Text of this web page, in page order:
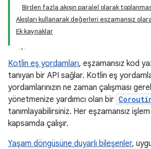
Birden fazla akışın paralel olarak
Akışları kullanarak değerleri eşzamansız
Ek kaynaklar
Kotlin eş yordamları, eşzamansız kod
tanıyan bir API sağlar. Kotlin eş
yordamlarınızın ne zaman çalışması
yönetmenize yardımcı olan bir
tanımlayabilirsiniz. Her eşzamansız
kapsamda çalışır.
Yaşam döngüsüne duyarlı bileşenler,